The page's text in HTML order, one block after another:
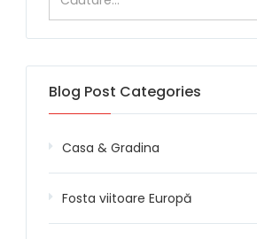
Blog Post Categories
Casa & Gradina
Fosta viitoare Europă